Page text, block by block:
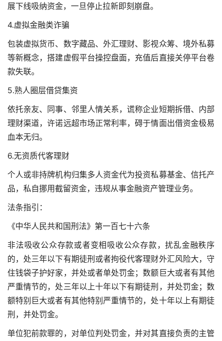
展下线吸纳资金，一旦停止拉新即刻崩盘。
4.虚拟金融类诈骗
包装虚拟货币、数字藏品、外汇理财、影视众筹、境外私募
等新概念，搭建虚假平台操控盘面，充值后直接关停平台卷
款失联。
5.熟人圈层借贷集资
依托亲友、同事、邻里人情关系，谎称企业短期拆借、内部
理财渠道，许诺远超市场正常利率，碍于情面出借资金极易
血本无归。
6.无资质代客理财
个人或非持牌机构归集多人资金代为投资私募基金、信托产
品，私自挪用截留资金，违规从事金融资产管理业务。
法条指引：
《中华人民共和国刑法》第一百七十六条
非法吸收公众存款或者变相吸收公众存款，扰乱金融秩序
的，处三年以下有期徒刑或者拘役代客理财外汇风险大，守
住钱袋子护好家，并处或者单处罚金；数额巨大或者有其他
严重情节的，处三年以上十年以下有期徒刑，并处罚金；数
额特别巨大或者有其他特别严重情节的，处十年以上有期徒
刑，并处罚金。
单位犯前款罪的，对单位判处罚金，并对其直接负责的主管